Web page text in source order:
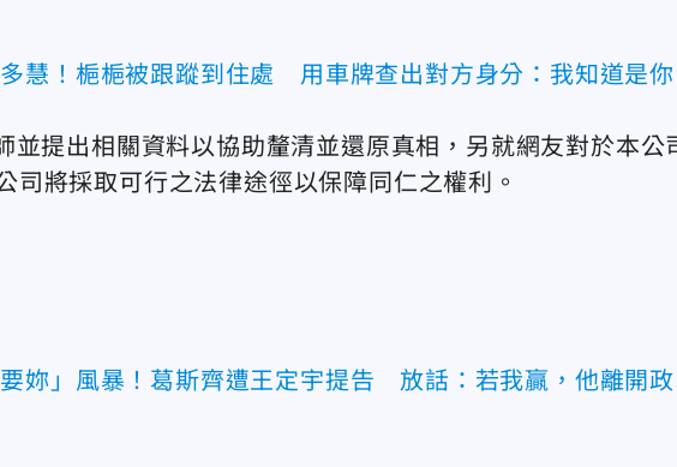
慧！梔梔被跟蹤到住處 用車牌查出對方身分：我知道是你
提出相關資料以協助釐清並還原真相，另就網友對於本公
司將採取可行之法律途徑以保障同仁之權利。
要妳」風暴！葛斯齊遭王定宇提告 放話：若我贏，他離開政